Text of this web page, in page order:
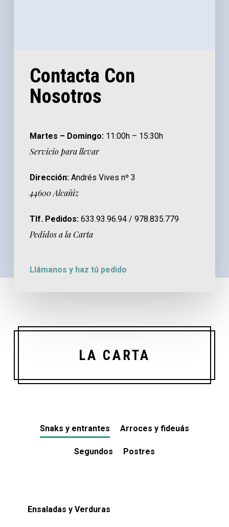
Contacta Con
Nosotros
Martes – Domingo: 11:00h – 15:30h
Servicio para llevar
Dirección: Andrés Vives nº 3
44600 Alcañiz
Tlf. Pedidos: 633.93.96.94 / 978.835.779
Pedidos a la Carta
Llámanos y haz tú pedido
LA CARTA
Snaks y entrantes Arroces y fideuás
Segundos Postres
Ensaladas y Verduras